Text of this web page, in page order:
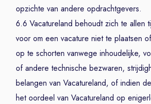
opzichte van andere opdrachtgevers.
6.6 Vacatureland behoudt zich te allen
voor om een vacature niet te plaatsen
op te schorten vanwege inhoudelijke,
of andere technische bezwaren,
belangen van Vacatureland, of indien
het oordeel van Vacatureland op